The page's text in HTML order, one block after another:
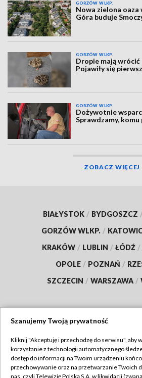
GORZÓW WLKP.
Nowa zielona oaza
Góra buduje
GORZÓW WLKP.
Dropie mają wrócić
Pojawiły się
GORZÓW WLKP.
Dożywotnie
Sprawdzamy, komu
ZOBACZ WIĘCEJ
BIAŁYSTOK / BYDGOSZCZ
GORZÓW WLKP. /
KRAKÓW / LUBLIN / ŁÓDŹ /
OPOLE / POZNAŃ /
SZCZECIN / WARSZAWA /
TVP
Abonament TVP
Regulamin
Szanujemy Twoją prywatność
Kliknij "Akceptuję i przechodzę do serwisu", aby
korzystanie z technologii automatycznego
dostęp do informacji na Twoim urządzeniu
przechowywanie oraz na przetwarzanie Twoich
nas, czyli Telewizję Polską S.A. w likwidacji